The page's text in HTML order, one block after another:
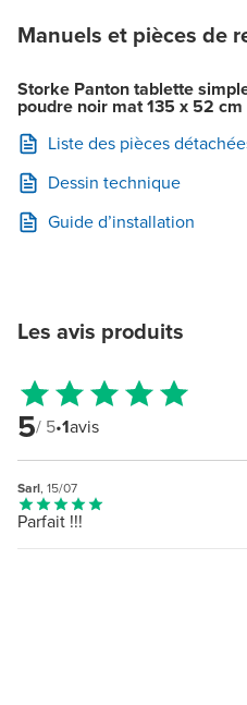
Manuels et pièces de
Storke Panton tablette
poudre noir mat 135 x 52 cm
Liste des pièces
Dessin technique
Guide d’installation
Les avis produits
5/ 5•1avis
Sarl, 15/07
Parfait !!!